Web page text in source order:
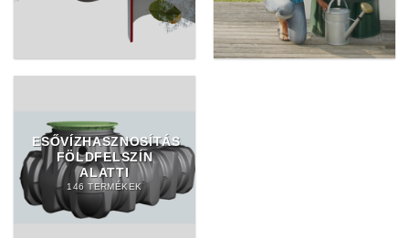
ESŐVÍZHASZNOSÍTÁS
FÖLDFELSZÍN
ALATTI
146 TERMÉKEK